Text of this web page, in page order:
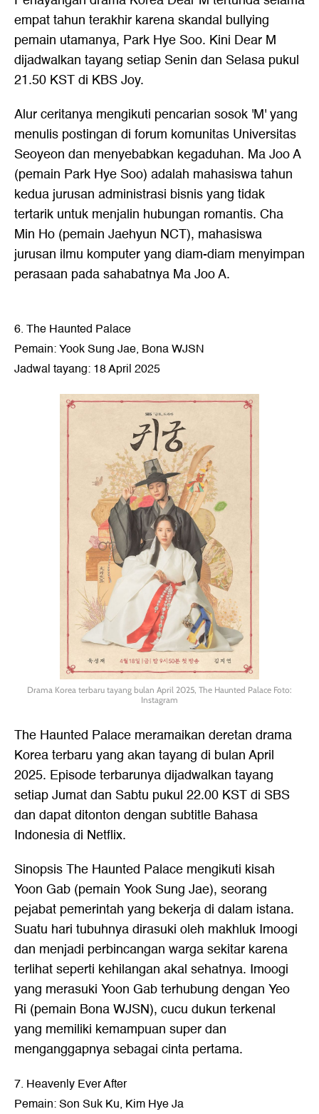
empat tahun terakhir karena skandal bullying
pemain utamanya, Park Hye Soo. Kini Dear M
dijadwalkan tayang setiap Senin dan Selasa pukul
21.50 KST di KBS Joy.
Alur ceritanya mengikuti pencarian sosok 'M' yang
menulis postingan di forum komunitas Universitas
Seoyeon dan menyebabkan kegaduhan. Ma Joo A
(pemain Park Hye Soo) adalah mahasiswa tahun
kedua jurusan administrasi bisnis yang tidak
tertarik untuk menjalin hubungan romantis. Cha
Min Ho (pemain Jaehyun NCT), mahasiswa
jurusan ilmu komputer yang diam-diam menyimpan
perasaan pada sahabatnya Ma Joo A.
6. The Haunted Palace
Pemain: Yook Sung Jae, Bona WJSN
Jadwal tayang: 18 April 2025
Drama Korea terbaru tayang bulan April 2025, The Haunted Palace Foto:
Instagram
The Haunted Palace meramaikan deretan drama
Korea terbaru yang akan tayang di bulan April
2025. Episode terbarunya dijadwalkan tayang
setiap Jumat dan Sabtu pukul 22.00 KST di SBS
dan dapat ditonton dengan subtitle Bahasa
Indonesia di Netflix.
Sinopsis The Haunted Palace mengikuti kisah
Yoon Gab (pemain Yook Sung Jae), seorang
pejabat pemerintah yang bekerja di dalam istana.
Suatu hari tubuhnya dirasuki oleh makhluk Imoogi
dan menjadi perbincangan warga sekitar karena
terlihat seperti kehilangan akal sehatnya. Imoogi
yang merasuki Yoon Gab terhubung dengan Yeo
Ri (pemain Bona WJSN), cucu dukun terkenal
yang memiliki kemampuan super dan
menganggapnya sebagai cinta pertama.
7. Heavenly Ever After
Pemain: Son Suk Ku, Kim Hye Ja